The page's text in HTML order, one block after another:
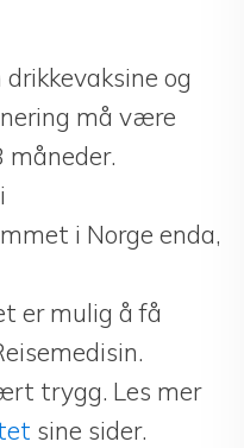
og
må være
i Norge enda,
er mulig å få
trygg. Les mer
sine sider.